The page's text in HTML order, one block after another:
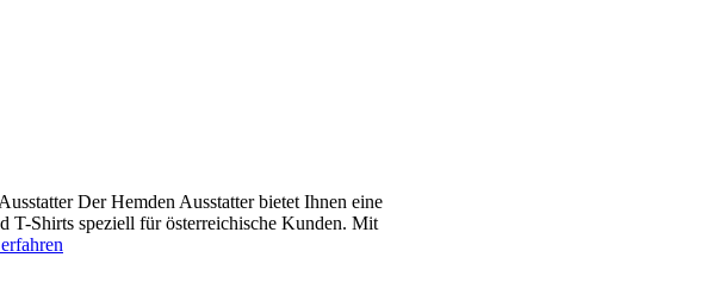
Der Hemden Ausstatter bietet Ihnen eine
T-Shirts speziell für österreichische Kunden. Mit